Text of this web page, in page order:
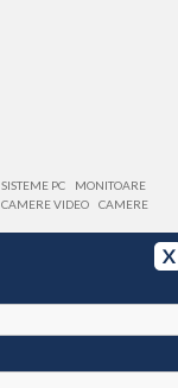
X
SISTEME PC
MONITOARE
CAMERE VIDEO
CAMERE